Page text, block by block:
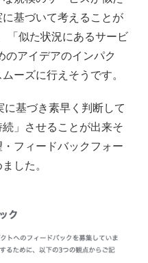
基づいて考えることが
「似た状況にあるサービ
のアイデアのインパク
ーズに行えそうです。
に基づき素早く判断して
」させることが出来そ
フィードバックフォー
した。